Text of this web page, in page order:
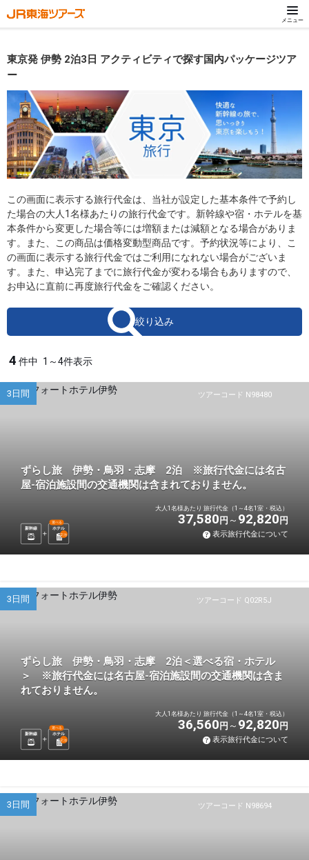
メニュー
東京発 伊勢 2泊3日 アクティビティで探す国内パッケージツア
ー
この画面に表示する旅行代金は、当社が設定した基本条件で予約し
た場合の大人1名様あたりの旅行代金です。新幹線や宿・ホテルを基
本条件から変更した場合等には増額または減額となる場合がありま
す。また、この商品は価格変動型商品です。予約状況等により、こ
の画面に表示する旅行代金ではご利用になれない場合がございま
す。また、申込完了までに旅行代金が変わる場合もありますので、
お申込に直前に再度旅行代金をご確認ください。
絞り込み
4 件中 1～4件表示
ツアーコード N98480
3日間
ずらし旅 伊勢・鳥羽・志摩 2泊 ※旅行代金には名古
屋-宿泊施設間の交通機関は含まれておりません。
新幹線 ホテル
選べる
2泊
大人1名様あたり 旅行代金（1～4名1室・税込）
37,580 円 92,820 円
表示旅行代金について
ツアーコード Q02R5J
3日間
ずらし旅 伊勢・鳥羽・志摩 2泊＜選べる宿・ホテル
＞ ※旅行代金には名古屋-宿泊施設間の交通機関は含ま
れておりません。
新幹線 ホテル
選べる
2泊
大人1名様あたり 旅行代金（1～4名1室・税込）
36,560 円 92,820 円
表示旅行代金について
ツアーコード N98694
3日間